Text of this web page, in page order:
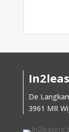
De
3961 MR